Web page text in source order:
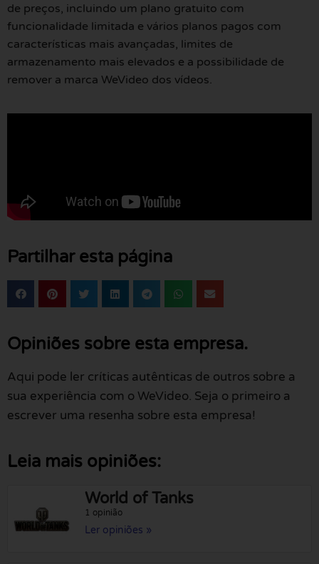
de preços, incluindo um plano gratuito com
funcionalidade limitada e vários planos pagos com
características mais avançadas, limites de
armazenamento mais elevados e a possibilidade de
remover a marca WeVideo dos vídeos.
Partilhar esta página
Opiniões sobre esta empresa.
Aqui pode ler críticas autênticas de outros sobre a
sua experiência com o WeVideo. Seja o primeiro a
escrever uma resenha sobre esta empresa!
Leia mais opiniões:
World of Tanks
1 opinião
Ler opiniões »